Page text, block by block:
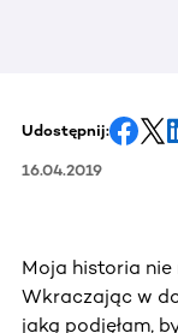
Udostępnij:
16.04.2019
Moja historia nie
Wkraczając w
jaką podjęłam,